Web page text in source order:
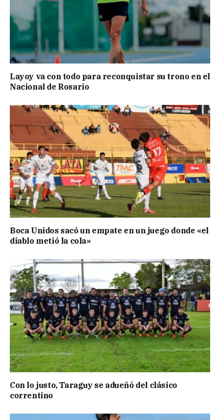
Layoy va con todo para reconquistar su trono en el
Nacional de Rosario
Boca Unidos sacó un empate en un juego donde «el
diablo metió la cola»
Con lo justo, Taraguy se adueñó del clásico
correntino